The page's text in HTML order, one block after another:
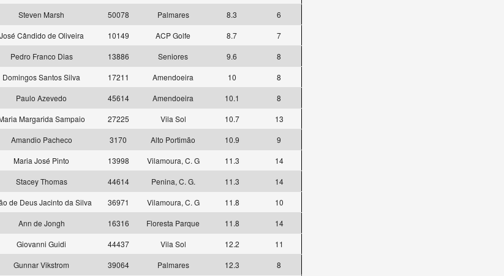
Steven Marsh 50078 Palmares 8.3
6
José Cândido de Oliveira 10149 ACP Golfe 8.7
7
Pedro Franco Dias 13886 Seniores 9.6
8
Domingos Santos Silva 17211 Amendoeira 10
8
Paulo Azevedo 45614 Amendoeira 10.1
8
Margarida Sampaio 27225 Vila Sol 10.7
13
Amandio Pacheco 3170 Alto Portimão 10.9
9
Maria José Pinto 13998 Vilamoura, C. G 11.3
14
Stacey Thomas 44614 Penina, C. G. 11.3
14
de Deus Jacinto da Silva 36971 Vilamoura, C. G 11.8
10
Ann de Jongh 16316 Floresta Parque 11.8
14
Giovanni Guidi 44437 Vila Sol 12.2
11
Gunnar Vikstrom 39064 Palmares 12.3
8